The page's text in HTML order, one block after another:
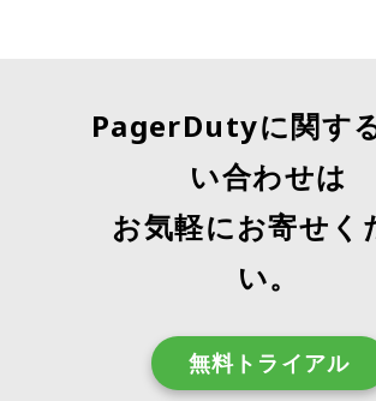
PagerDutyに関す
い合わせは
お気軽にお寄せく
い。
無料トライアル